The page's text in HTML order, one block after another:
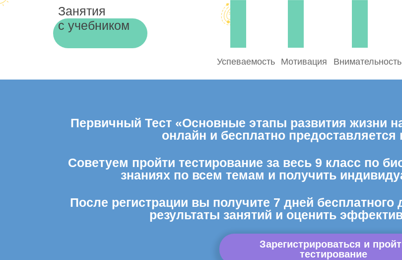
Занятия
с учебником
Успеваемость Мотивация Внимательность
Первичный Тест «Основные этапы развития жизни
онлайн и бесплатно
Советуем пройти тестирование за весь 9 класс по
знаниях по всем темам и получить
После регистрации вы получите 7 дней
результаты занятий и оценить
Зарегистрироваться и
тестирование